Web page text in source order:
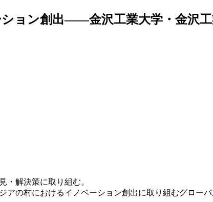
ョン創出――金沢工業大学・金沢
・解決策に取り組む。
の村におけるイノベーション創出に取り組むグロー